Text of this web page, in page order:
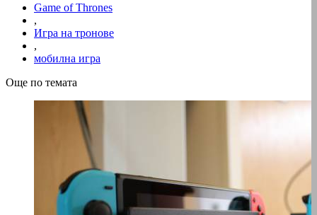
Game of Thrones
,
Игра на тронове
,
мобилна игра
Още по темата